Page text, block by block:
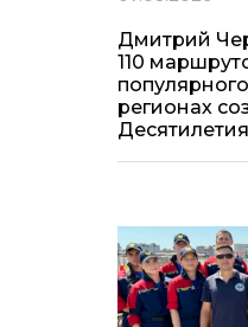
Дмитрий
110
регионах